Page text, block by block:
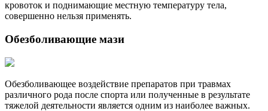
кровоток и поднимающие местную температуру тела,
совершенно нельзя применять.
Обезболивающие мази
Обезболивающее воздействие препаратов при травмах
различного рода после спорта или полученные в результате
тяжелой деятельности является одним из наиболее важных.